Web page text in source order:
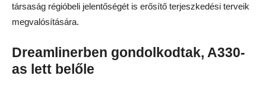
társaság régióbeli jelentőségét is erősítő terjeszkedési terveik
megvalósítására.
Dreamlinerben gondolkodtak, A330-
as lett belőle